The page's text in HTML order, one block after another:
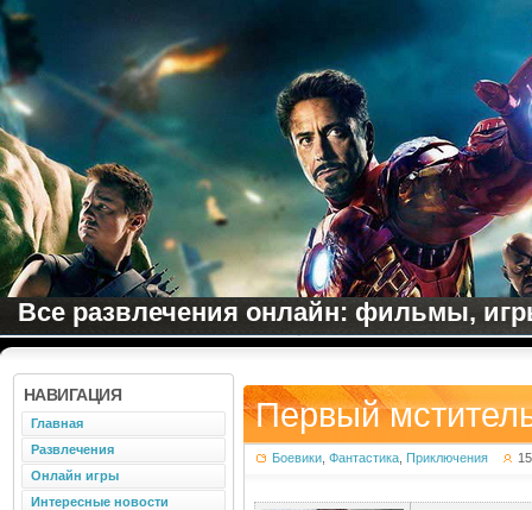
Все развлечения онлайн: фильмы,
Первый
Боевики Фантастика Приключения
НАВИГАЦИЯ
Главная
Развлечения
Онлайн игры
Интересные новости